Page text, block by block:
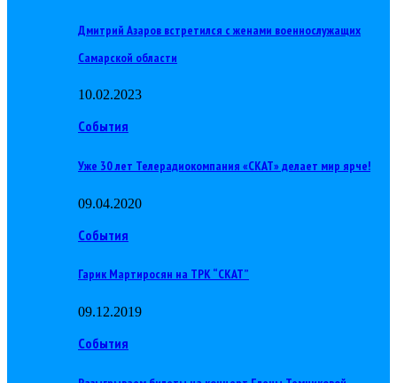
Дмитрий Азаров встретился с женами военнослужащих
Самарской области
10.02.2023
События
Уже 30 лет Телерадиокомпания «СКАТ» делает мир ярче!
09.04.2020
События
Гарик Мартиросян на ТРК “СКАТ”
09.12.2019
События